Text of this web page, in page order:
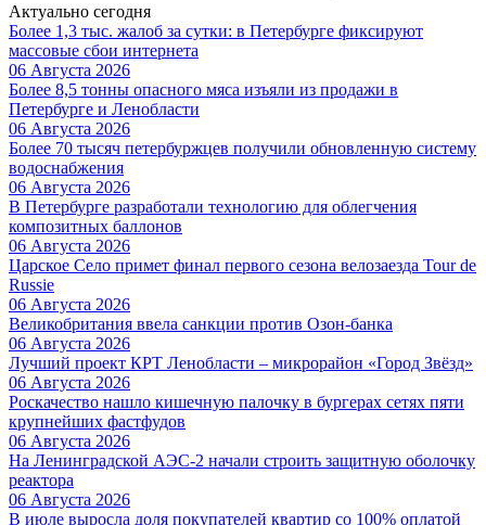
Актуально сегодня
Более 1,3 тыс. жалоб за сутки: в Петербурге фиксируют
массовые сбои интернета
06 Августа 2026
Более 8,5 тонны опасного мяса изъяли из продажи в
Петербурге и Ленобласти
06 Августа 2026
Более 70 тысяч петербуржцев получили обновленную систему
водоснабжения
06 Августа 2026
В Петербурге разработали технологию для облегчения
композитных баллонов
06 Августа 2026
Царское Село примет финал первого сезона велозаезда Tour de
Russie
06 Августа 2026
Великобритания ввела санкции против Озон-банка
06 Августа 2026
Лучший проект КРТ Ленобласти – микрорайон «Город Звёзд»
06 Августа 2026
Роскачество нашло кишечную палочку в бургерах сетях пяти
крупнейших фастфудов
06 Августа 2026
На Ленинградской АЭС-2 начали строить защитную оболочку
реактора
06 Августа 2026
В июле выросла доля покупателей квартир со 100% оплатой